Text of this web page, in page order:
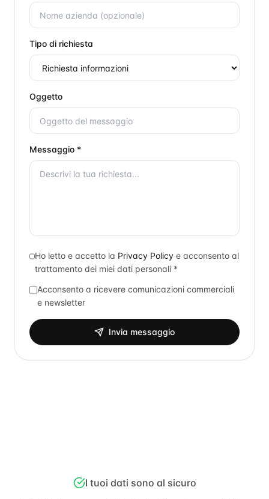
Tipo di richiesta
Oggetto
Messaggio *
Ho letto e accetto la Privacy Policy e acconsento al
trattamento dei miei dati personali *
Acconsento a ricevere comunicazioni commerciali
e newsletter
Invia messaggio
I tuoi dati sono al sicuro